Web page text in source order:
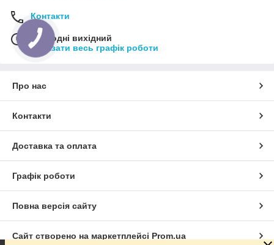
Контакти
Сьогодні вихідний
Показати весь графік роботи
Про нас
Контакти
Доставка та оплата
Графік роботи
Повна версія сайту
Сайт створено на маркетплейсі Prom.ua